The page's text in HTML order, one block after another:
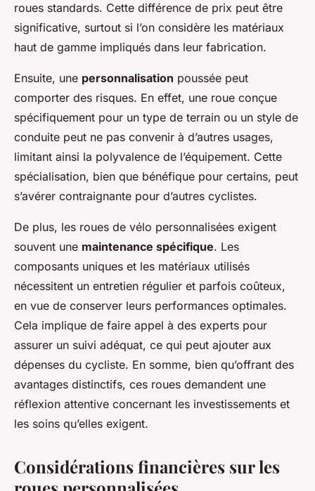
roues standards. Cette différence de prix peut être
significative, surtout si l’on considère les matériaux
haut de gamme impliqués dans leur fabrication.
Ensuite, une personnalisation poussée peut
comporter des risques. En effet, une roue conçue
spécifiquement pour un type de terrain ou un style de
conduite peut ne pas convenir à d’autres usages,
limitant ainsi la polyvalence de l’équipement. Cette
spécialisation, bien que bénéfique pour certains, peut
s’avérer contraignante pour d’autres cyclistes.
De plus, les roues de vélo personnalisées exigent
souvent une maintenance spécifique. Les
composants uniques et les matériaux utilisés
nécessitent un entretien régulier et parfois coûteux,
en vue de conserver leurs performances optimales.
Cela implique de faire appel à des experts pour
assurer un suivi adéquat, ce qui peut ajouter aux
dépenses du cycliste. En somme, bien qu’offrant des
avantages distinctifs, ces roues demandent une
réflexion attentive concernant les investissements et
les soins qu’elles exigent.
Considérations financières sur les